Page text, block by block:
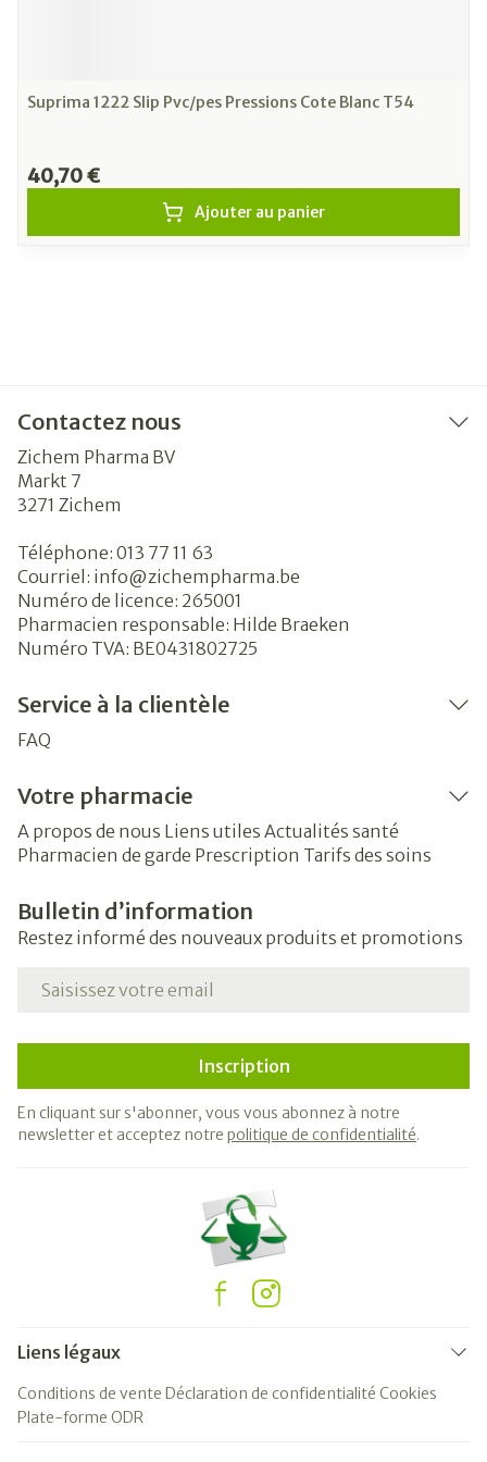
Suprima 1222 Slip Pvc/pes Pressions Cote Blanc T54
40,70 €
Ajouter au panier
Contactez nous
Zichem Pharma BV
Markt 7
3271 Zichem
Téléphone: 013 77 11 63
Courriel: info@zichempharma.be
Numéro de licence: 265001
Pharmacien responsable: Hilde Braeken
Numéro TVA: BE0431802725
Service à la clientèle
FAQ
Votre pharmacie
A propos de nous Liens utiles Actualités santé
Pharmacien de garde Prescription Tarifs des soins
Bulletin d’information
Restez informé des nouveaux produits et promotions
Adresse mail
Inscription
En cliquant sur s'abonner, vous vous abonnez à notre
newsletter et acceptez notre politique de confidentialité.
Liens légaux
Conditions de vente Déclaration de confidentialité Cookies
Plate-forme ODR